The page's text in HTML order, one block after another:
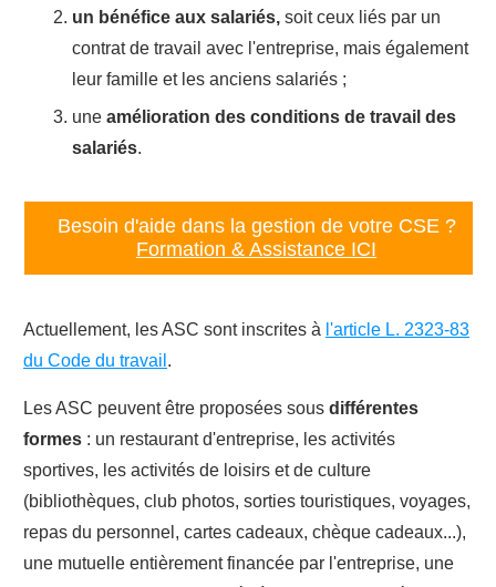
un bénéfice aux salariés, soit ceux liés par un
contrat de travail avec l'entreprise, mais également
leur famille et les anciens salariés ;
une amélioration des conditions de travail des
salariés.
Besoin d'aide dans la gestion de votre CSE ?
Formation & Assistance ICI
Actuellement, les ASC sont inscrites à l'article L. 2323-83
du Code du travail .
Les ASC peuvent être proposées sous différentes
formes : un restaurant d'entreprise, les activités
sportives, les activités de loisirs et de culture
(bibliothèques, club photos, sorties touristiques, voyages,
repas du personnel, cartes cadeaux, chèque cadeaux...),
une mutuelle entièrement financée par l'entreprise, une